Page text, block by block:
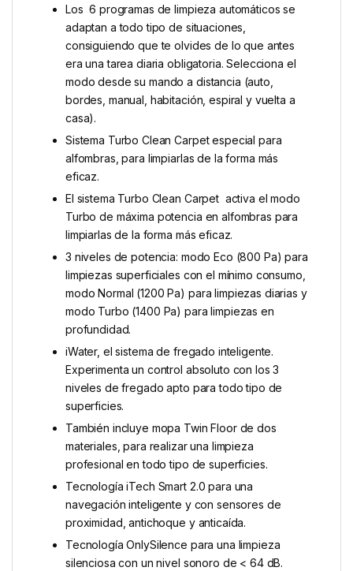
Los 6 programas de limpieza automáticos se
adaptan a todo tipo de situaciones,
consiguiendo que te olvides de lo que antes
era una tarea diaria obligatoria. Selecciona el
modo desde su mando a distancia (auto,
bordes, manual, habitación, espiral y vuelta a
casa).
Sistema Turbo Clean Carpet especial para
alfombras, para limpiarlas de la forma más
eficaz.
El sistema Turbo Clean Carpet activa el modo
Turbo de máxima potencia en alfombras para
limpiarlas de la forma más eficaz.
3 niveles de potencia: modo Eco (800 Pa) para
limpiezas superficiales con el mínimo consumo,
modo Normal (1200 Pa) para limpiezas diarias y
modo Turbo (1400 Pa) para limpiezas en
profundidad.
iWater, el sistema de fregado inteligente.
Experimenta un control absoluto con los 3
niveles de fregado apto para todo tipo de
superficies.
También incluye mopa Twin Floor de dos
materiales, para realizar una limpieza
profesional en todo tipo de superficies.
Tecnología iTech Smart 2.0 para una
navegación inteligente y con sensores de
proximidad, antichoque y anticaída.
Tecnología OnlySilence para una limpieza
silenciosa con un nivel sonoro de < 64 dB.